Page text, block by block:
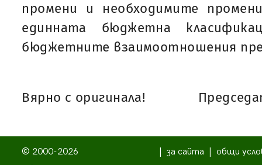
промени и необходимите
единната бюджетна
бюджетните взаимоотношения
Вярно с оригинала!
© 2000-2026
за сайта
общи